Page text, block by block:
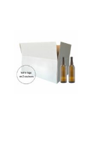
PANIER
/